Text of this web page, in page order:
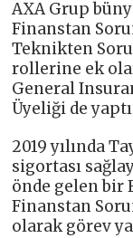
AXA Grup
Finanstan
Teknikten
rollerine ek
General
Üyeliği de
2019 yılında
sigortası
önde gelen bir
Finanstan
olarak görev